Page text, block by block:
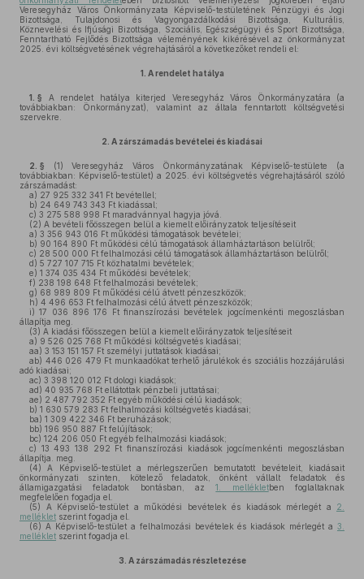
Veresegyház Város Önkormányzata Képviselő-testületének Pénzügyi és Jogi
Bizottsága, Tulajdonosi és Vagyongazdálkodási Bizottsága, Kulturális,
Köznevelési és Ifjúsági Bizottsága, Szociális, Egészségügyi és Sport Bizottsága,
Fenntartható Fejlődés Bizottsága véleményének kikérésével az önkormányzat
2025. évi költségvetésének végrehajtásáról a következőket rendeli el:
1. A rendelet hatálya
1. § A rendelet hatálya kiterjed Veresegyház Város Önkormányzatára (a
továbbiakban: Önkormányzat), valamint az általa fenntartott költségvetési
szervekre.
2. A zárszámadás bevételei és kiadásai
2. § (1) Veresegyház Város Önkormányzatának Képviselő-testülete (a
továbbiakban: Képviselő-testület) a 2025. évi költségvetés végrehajtásáról szóló
zárszámadást:
a) 27 925 332 341 Ft bevétellel;
b) 24 649 743 343 Ft kiadással;
c) 3 275 588 998 Ft maradvánnyal hagyja jóvá.
(2) A bevételi főösszegen belül a kiemelt előirányzatok teljesítéseit
a) 3 356 943 016 Ft működési támogatások bevételei;
b) 90 164 890 Ft működési célú támogatások államháztartáson belülről;
c) 28 500 000 Ft felhalmozási célú támogatások államháztartáson belülről;
d) 5 727 107 715 Ft közhatalmi bevételek;
e) 1 374 035 434 Ft működési bevételek;
f) 238 198 648 Ft felhalmozási bevételek;
g) 68 989 809 Ft működési célú átvett pénzeszközök;
h) 4 496 653 Ft felhalmozási célú átvett pénzeszközök;
i) 17 036 896 176 Ft finanszírozási bevételek jogcímenkénti megoszlásban
állapítja meg.
(3) A kiadási főösszegen belül a kiemelt előirányzatok teljesítéseit
a) 9 526 025 768 Ft működési költségvetés kiadásai;
aa) 3 153 151 157 Ft személyi juttatások kiadásai;
ab) 446 026 479 Ft munkaadókat terhelő járulékok és szociális hozzájárulási
adó kiadásai;
ac) 3 398 120 012 Ft dologi kiadások;
ad) 40 935 768 Ft ellátottak pénzbeli juttatásai;
ae) 2 487 792 352 Ft egyéb működési célú kiadások;
b) 1 630 579 283 Ft felhalmozási költségvetés kiadásai;
ba) 1 309 422 346 Ft beruházások;
bb) 196 950 887 Ft felújítások;
bc) 124 206 050 Ft egyéb felhalmozási kiadások;
c) 13 493 138 292 Ft finanszírozási kiadások jogcímenkénti megoszlásban
állapítja. meg.
(4) A Képviselő-testület a mérlegszerűen bemutatott bevételeit, kiadásait
önkormányzati szinten, kötelező feladatok, önként vállalt feladatok és
államigazgatási feladatok bontásban, az1. mellékletben foglaltaknak
megfelelően fogadja el.
(5) A Képviselő-testület a működési bevételek és kiadások mérlegét a 2.
melléklet szerint fogadja el.
(6) A Képviselő-testület a felhalmozási bevételek és kiadások mérlegét a 3.
melléklet szerint fogadja el.
3. A zárszámadás részletezése